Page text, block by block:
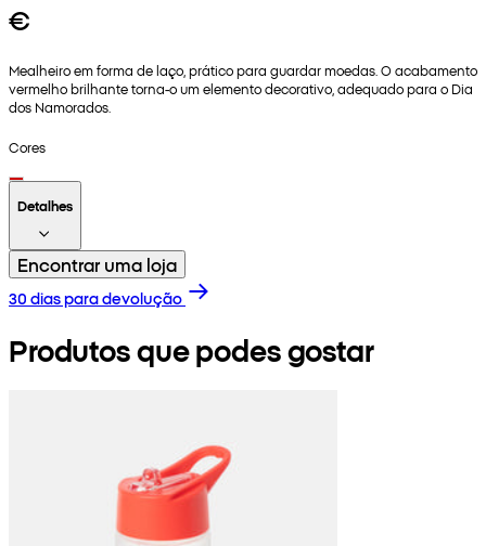
€
Mealheiro em forma de laço, prático para guardar moedas. O acabamento
vermelho brilhante torna-o um elemento decorativo, adequado para o Dia
dos Namorados.
Cores
Detalhes
Encontrar uma loja
30 dias para devolução
Produtos que podes gostar